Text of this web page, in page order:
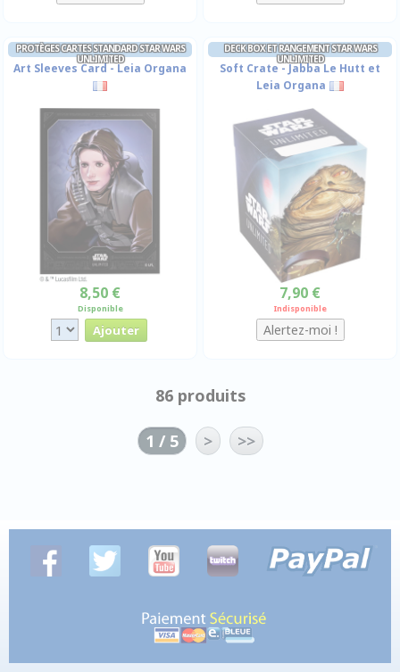
PROTÈGES CARTES STANDARD STAR WARS
UNLIMITED
Art Sleeves Card - Leia Organa
8,50 €
Disponible
DECK BOX ET RANGEMENT STAR WARS
UNLIMITED
Soft Crate - Jabba Le Hutt et
Leia Organa
7,90 €
Indisponible
86 produits
1 / 5 > >>